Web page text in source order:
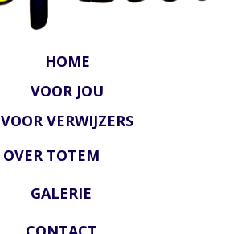
HOME
VOOR JOU
VOOR VERWIJZERS
OVER TOTEM
GALERIE